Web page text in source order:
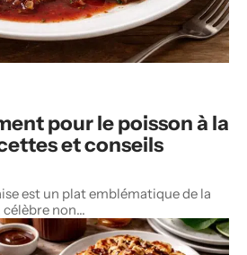
pour le poisson à la
et conseils
est un plat emblématique de la
non…